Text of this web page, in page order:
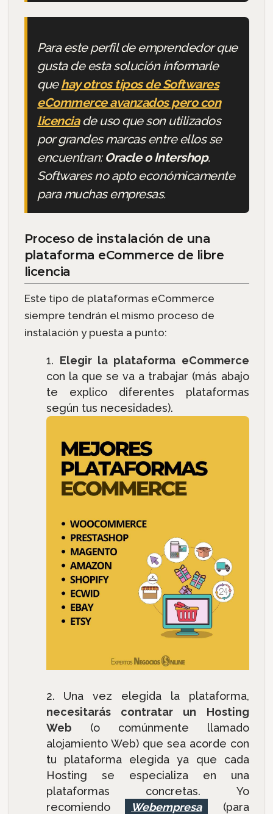
Para este perfil de emprendedor que
gusta de esta solución informarle
quehay otros tipos de Softwares
eCommerce avanzados pero con
licenciade uso que son utilizados
por grandes marcas entre ellos se
encuentran: Oracle o Intershop.
Softwares no apto económicamente
para muchas empresas.
Proceso de instalación de una
plataforma eCommerce de libre
licencia
Este tipo de plataformas eCommerce
siempre tendrán el mismo proceso de
instalación y puesta a punto:
Elegir la plataforma eCommerce
con la que se va a trabajar (más abajo
te explico diferentes plataformas
según tus necesidades).
Una vez elegida la plataforma,
necesitarás contratar un Hosting
Web (o comúnmente llamado
alojamiento Web) que sea acorde con
tu plataforma elegida ya que cada
Hosting se especializa en una
plataformas concretas. Yo
recomiendo
Webempresa (para